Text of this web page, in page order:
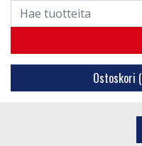
Ostoskori (